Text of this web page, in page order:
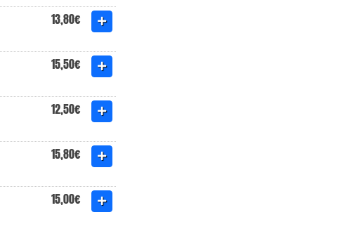
13,80€
15,50€
12,50€
15,80€
15,00€